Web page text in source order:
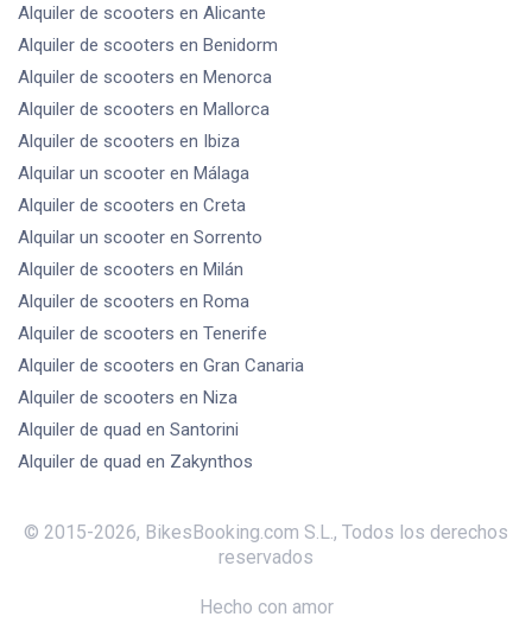
Alquiler de scooters en Alicante
Alquiler de scooters en Benidorm
Alquiler de scooters en Menorca
Alquiler de scooters en Mallorca
Alquiler de scooters en Ibiza
Alquilar un scooter en Málaga
Alquiler de scooters en Creta
Alquilar un scooter en Sorrento
Alquiler de scooters en Milán
Alquiler de scooters en Roma
Alquiler de scooters en Tenerife
Alquiler de scooters en Gran Canaria
Alquiler de scooters en Niza
Alquiler de quad en Santorini
Alquiler de quad en Zakynthos
© 2015-2026, BikesBooking.com S.L. , Todos los derechos
reservados
Hecho con amor